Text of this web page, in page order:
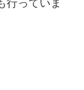
行っていま